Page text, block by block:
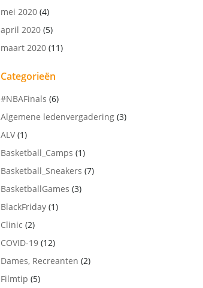
mei 2020 (4)
april 2020 (5)
maart 2020 (11)
Categorieën
#NBAFinals (6)
Algemene ledenvergadering (3)
ALV (1)
Basketball_Camps (1)
Basketball_Sneakers (7)
BasketballGames (3)
BlackFriday (1)
Clinic (2)
COVID-19 (12)
Dames, Recreanten (2)
Filmtip (5)